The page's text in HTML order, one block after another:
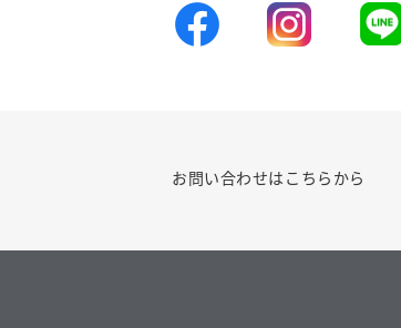
お問い合わせはこちらから